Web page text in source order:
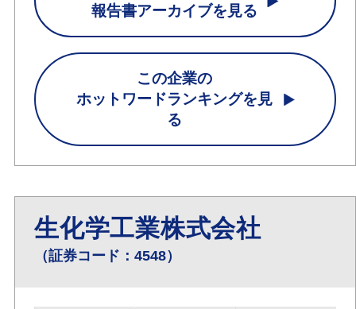
報告書アーカイブを見る
この企業の
ホットワードランキングを見
る
生化学工業株式会社
（証券コード：4548）